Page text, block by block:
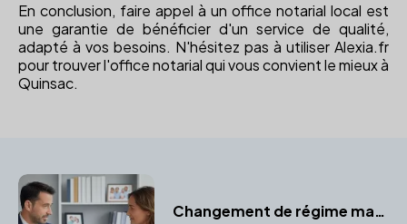
En conclusion, faire appel à un office notarial local est
une garantie de bénéficier d'un service de qualité,
adapté à vos besoins. N'hésitez pas à utiliser Alexia.fr
pour trouver l'office notarial qui vous convient le mieux à
Quinsac.
Changement de régime matrimonial